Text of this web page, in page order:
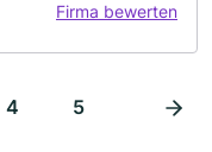
Firma bewerten
4 5